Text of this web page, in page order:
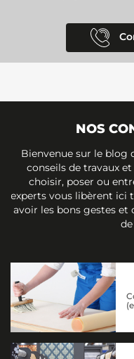
NOS
Bienvenue sur le blog
conseils de travaux
choisir, poser ou
experts vous libèrent ici
avoir les bons gestes et